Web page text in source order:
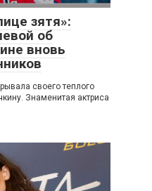
зятя»:
об
вновь
своего теплого
Знаменитая актриса